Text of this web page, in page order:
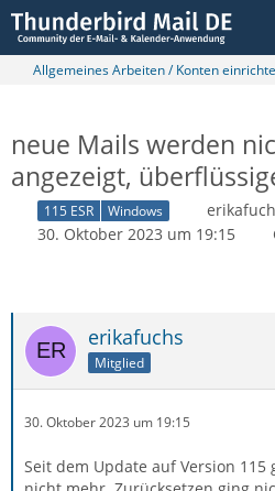
Allgemeines Arbeiten / Konten
neue Mails werden
angezeigt,
115 ESR Windows
30. Oktober 2023 um 19:15
erikafuchs
Mitglied
30. Oktober 2023 um 19:15
Seit dem Update auf Version